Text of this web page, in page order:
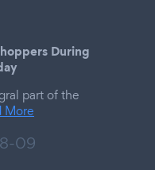
During
part of the
More
09